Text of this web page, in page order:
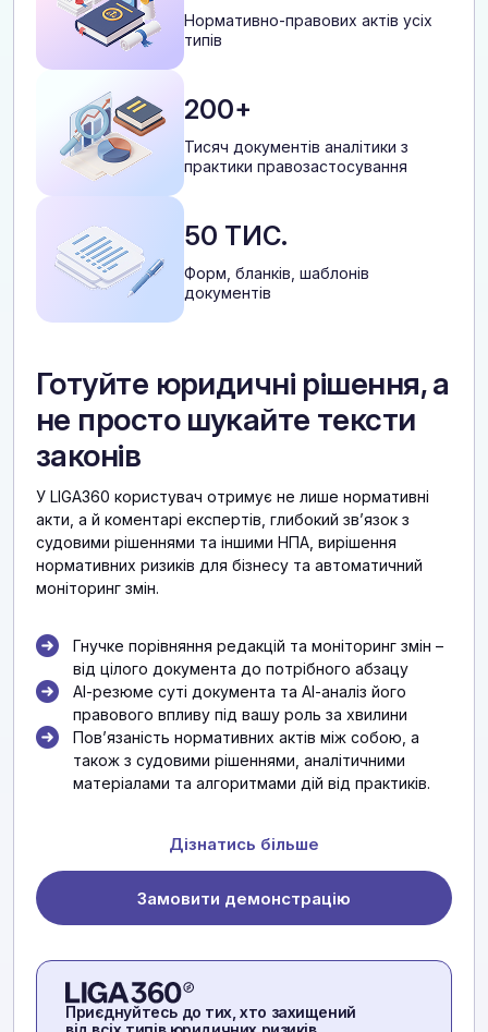
Нормативно-правових актів усіх
типів
200+
Тисяч документів аналітики з
практики правозастосування
50 ТИС.
Форм, бланків, шаблонів
документів
Готуйте юридичні рішення, а
не просто шукайте тексти
законів
У LIGA360 користувач отримує не лише нормативні
акти, а й коментарі експертів, глибокий звʼязок з
судовими рішеннями та іншими НПА, вирішення
нормативних ризиків для бізнесу та автоматичний
моніторинг змін.
Гнучке порівняння редакцій та моніторинг змін –
від цілого документа до потрібного абзацу
АІ-резюме суті документа та АІ-аналіз його
правового впливу під вашу роль за хвилини
Повʼязаність нормативних актів між собою, а
також з судовими рішеннями, аналітичними
матеріалами та алгоритмами дій від практиків.
Дізнатись більше
Замовити демонстрацію
Приєднуйтесь до тих, хто захищений